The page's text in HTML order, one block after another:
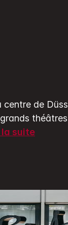
de
théâtres
la suite